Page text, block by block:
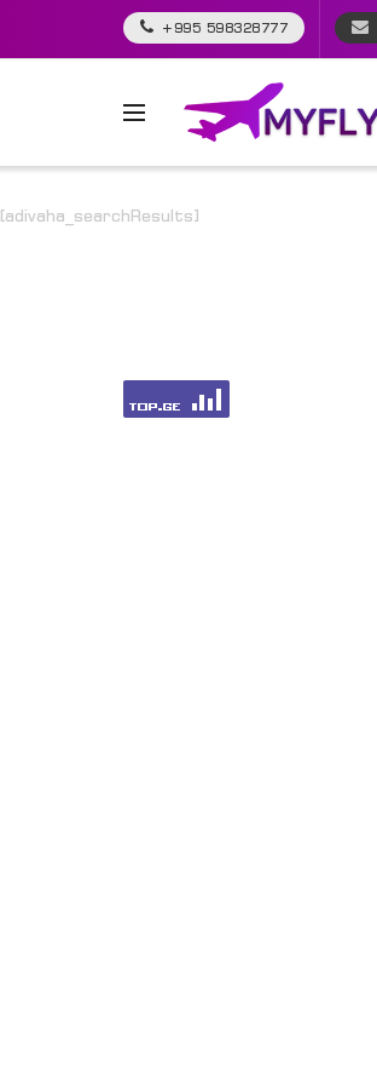
+995 598328777
[adivaha_searchResults]